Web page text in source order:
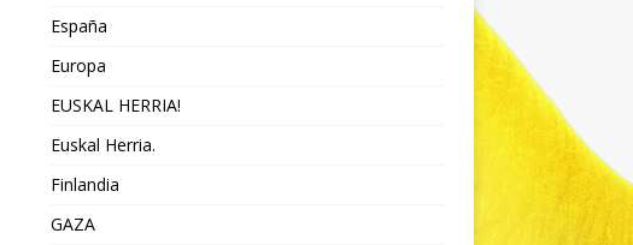
España
Europa
EUSKAL HERRIA!
Euskal Herria.
Finlandia
GAZA